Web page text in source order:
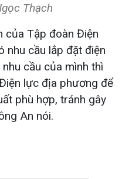
Thạch
của Tập đoàn Điện
nhu cầu lắp đặt điện
cầu của mình thì
lực địa phương để
phù hợp, tránh gây
An nói.